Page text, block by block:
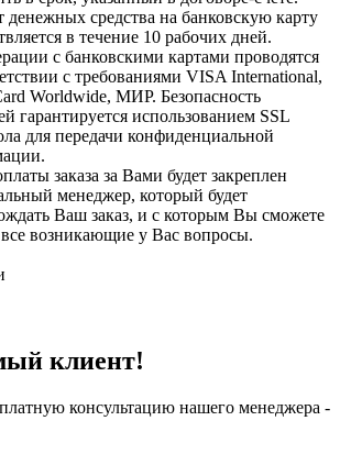
денежных средства на банковскую карту
в течение 10 рабочих дней.
с банковскими картами проводятся
с требованиями VISA International,
Worldwide, МИР. Безопасность
гарантируется использованием SSL
для передачи конфиденциальной
заказа за Вами будет закреплен
менеджер, который будет
Ваш заказ, и с которым Вы сможете
возникающие у Вас вопросы.
клиент!
консультацию нашего менеджера -